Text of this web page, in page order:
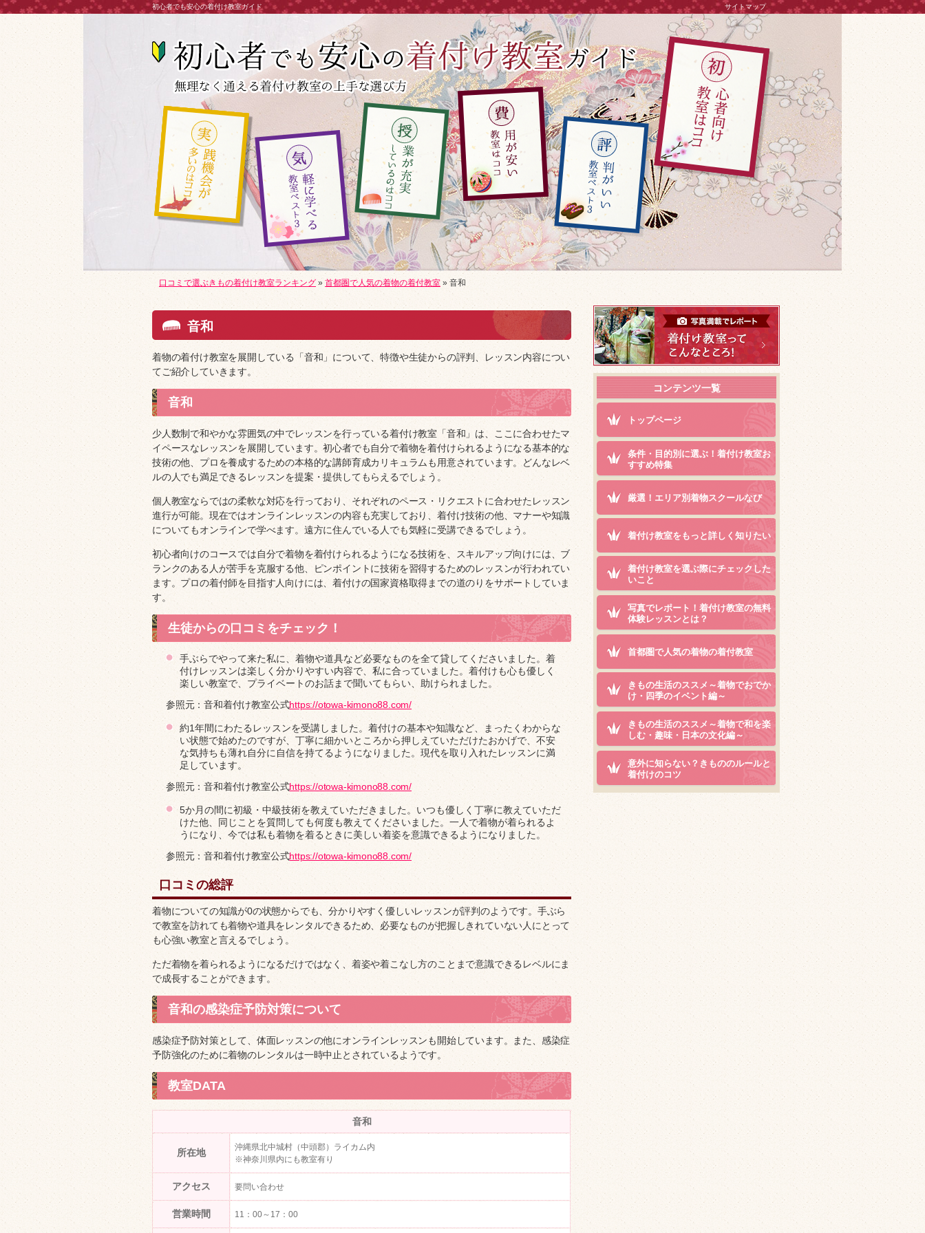
初心者でも安心の着付け教室ガイド サイトマップ
口コミで選ぶきもの着付け教室ランキング » 首都圏で人気の着物の着付教室 » 音和
音和
着物の着付け教室を展開している「音和」について、特徴や生徒からの評判、レッスン内容につい
てご紹介していきます。
音和
少人数制で和やかな雰囲気の中でレッスンを行っている着付け教室「音和」は、ここに合わせたマ
イペースなレッスンを展開しています。初心者でも自分で着物を着付けられるようになる基本的な
技術の他、プロを養成するための本格的な講師育成カリキュラムも用意されています。どんなレベ
ルの人でも満足できるレッスンを提案・提供してもらえるでしょう。
個人教室ならではの柔軟な対応を行っており、それぞれのペース・リクエストに合わせたレッスン
進行が可能。現在ではオンラインレッスンの内容も充実しており、着付け技術の他、マナーや知識
についてもオンラインで学べます。遠方に住んでいる人でも気軽に受講できるでしょう。
初心者向けのコースでは自分で着物を着付けられるようになる技術を、スキルアップ向けには、ブ
ランクのある人が苦手を克服する他、ピンポイントに技術を習得するためのレッスンが行われてい
ます。プロの着付師を目指す人向けには、着付けの国家資格取得までの道のりをサポートしていま
す。
生徒からの口コミをチェック！
手ぶらでやって来た私に、着物や道具など必要なものを全て貸してくださいました。着
付けレッスンは楽しく分かりやすい内容で、私に合っていました。着付けも心も優しく
楽しい教室で、プライベートのお話まで聞いてもらい、助けられました。
参照元：音和着付け教室公式https://otowa-kimono88.com/
約1年間にわたるレッスンを受講しました。着付けの基本や知識など、まったくわからな
い状態で始めたのですが、丁寧に細かいところから押しえていただけたおかげで、不安
な気持ちも薄れ自分に自信を持てるようになりました。現代を取り入れたレッスンに満
足しています。
参照元：音和着付け教室公式https://otowa-kimono88.com/
5か月の間に初級・中級技術を教えていただきました。いつも優しく丁寧に教えていただ
けた他、同じことを質問しても何度も教えてくださいました。一人で着物が着られるよ
うになり、今では私も着物を着るときに美しい着姿を意識できるようになりました。
参照元：音和着付け教室公式https://otowa-kimono88.com/
口コミの総評
着物についての知識が0の状態からでも、分かりやすく優しいレッスンが評判のようです。手ぶら
で教室を訪れても着物や道具をレンタルできるため、必要なものが把握しきれていない人にとって
も心強い教室と言えるでしょう。
ただ着物を着られるようになるだけではなく、着姿や着こなし方のことまで意識できるレベルにま
で成長することができます。
音和の感染症予防対策について
感染症予防対策として、体面レッスンの他にオンラインレッスンも開始しています。また、感染症
予防強化のために着物のレンタルは一時中止とされているようです。
教室DATA
音和
所在地
沖縄県北中城村（中頭郡）ライカム内
※神奈川県内にも教室有り
アクセス 要問い合わせ
営業時間 11：00～17：00
コンテンツ一覧
トップページ
条件・目的別に選ぶ！着付け教室お
すすめ特集
厳選！エリア別着物スクールなび
着付け教室をもっと詳しく知りたい
着付け教室を選ぶ際にチェックした
いこと
写真でレポート！着付け教室の無料
体験レッスンとは？
首都圏で人気の着物の着付教室
きもの生活のススメ～着物でおでか
け・四季のイベント編～
きもの生活のススメ～着物で和を楽
しむ・趣味・日本の文化編～
意外に知らない？きもののルールと
着付けのコツ